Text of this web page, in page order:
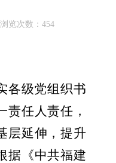
览次数： 454
各级党组织书
责任人责任，
层延伸，提升
据《中共福建